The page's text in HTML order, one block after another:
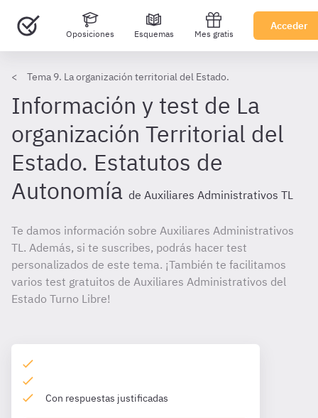
Oposiciones Esquemas Mes gratis
Acceder
Tema 9. La organización territorial del Estado.
Información y test de La
organización Territorial del
Estado. Estatutos de
Autonomía de Auxiliares Administrativos TL
Te damos información sobre Auxiliares Administrativos
TL. Además, si te suscribes, podrás hacer test
personalizados de este tema. ¡También te facilitamos
varios test gratuitos de Auxiliares Administrativos del
Estado Turno Libre!
Con respuestas justificadas